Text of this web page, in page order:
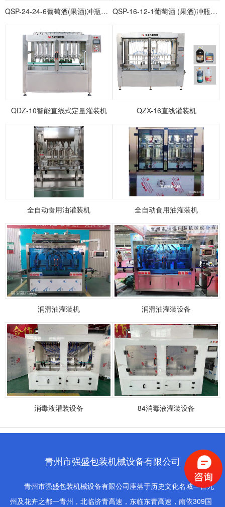
QSP-24-24-6葡萄酒(果酒)冲瓶灌装打塞联体机 QSP-16-12-1葡萄酒 (果酒)冲瓶灌装打塞联体机
QDZ-10智能直线式定量灌装机 QZX-16直线灌装机
全自动食用油灌装机 全自动食用油灌装机
润滑油灌装机 润滑油灌装设备
消毒液灌装设备 84消毒液灌装设备
青州市强盛包装机械设备有限公司
青州市强盛包装机械设备有限公司座落于历史文化名城—古九
州及花卉之都一青州，北临济青高速，东临东青高速，南依309国